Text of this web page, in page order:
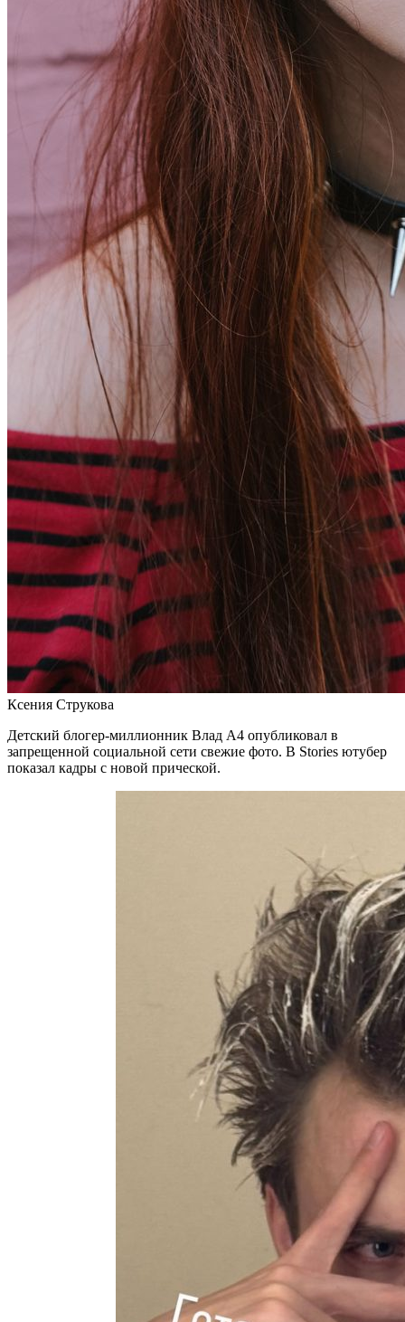
Ксения Струкова
Детский блогер-миллионник Влад А4 опубликовал в
запрещенной социальной сети свежие фото. В Stories ютубер
показал кадры с новой прической.